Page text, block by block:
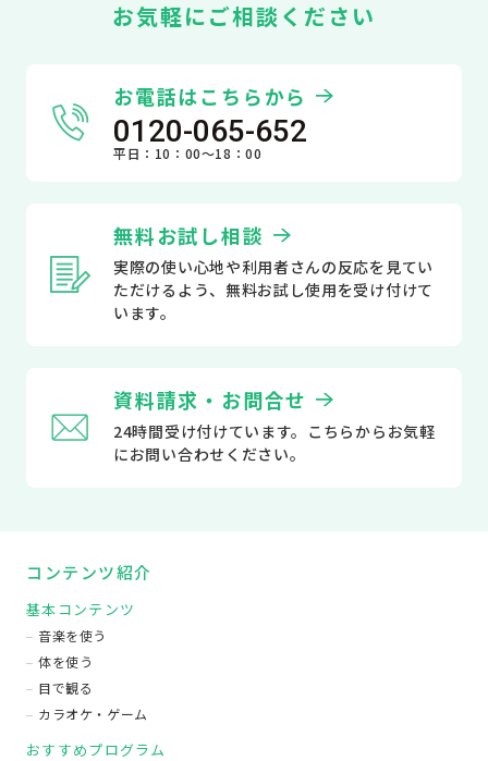
お気軽にご相談ください
お電話はこちらから
0120-065-652
平日：10：00～18：00
無料お試し相談
実際の使い心地や利用者さんの反応を見てい
ただけるよう、無料お試し使用を受け付けて
います。
資料請求・お問合せ
24時間受け付けています。こちらからお気軽
にお問い合わせください。
コンテンツ紹介
基本コンテンツ
音楽を使う
体を使う
目で観る
カラオケ・ゲーム
おすすめプログラム